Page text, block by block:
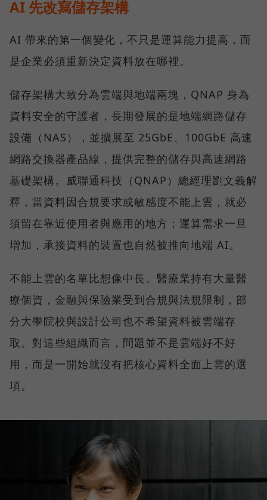
AI 先改寫儲存架構
AI 帶來的第一個變化，不只是運算能力提高，而
是企業必須重新決定資料放在哪裡。
儲存架構大致分為雲端與地端兩塊，QNAP 身為
資料安全的守護者，長期發展的是地端網路儲存
設備（NAS），並擴展至 25GbE、100GbE 高速
網路交換器產品線，提供完整的儲存與高速網路
基礎架構。威聯通科技（QNAP）總經理劉文義解
釋，當資料因合規要求或敏感度不能上雲，就必
須留在靠近使用者與應用的地方；運算需求一旦
增加，承接資料的裝置也自然被推向地端 AI。
不能上雲的名單比想像中長。醫療業持有大量醫
療個資，金融與保險業受到合規與法規限制，部
分大學院校與設計公司也不希望資料被雲端存
取。對這些組織而言，問題並不是雲端好不好
用，而是一開始就沒有把核心資料全面上雲的選
項。